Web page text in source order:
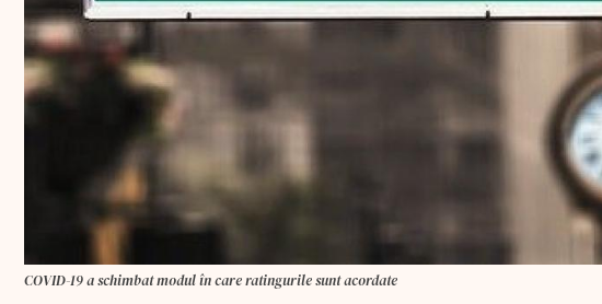
COVID-19 a schimbat modul în care ratingurile sunt acordate